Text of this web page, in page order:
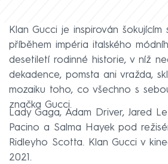
Klan Gucci je inspirován šokujícím
příběhem impéria italského
desetiletí rodinné historie, v níž
dekadence, pomsta ani vražda,
mozaiku toho, co všechno s
značka Gucci.
Lady Gaga, Adam Driver, Jared
Pacino a Salma Hayek pod
Ridleyho Scotta. Klan Gucci v
2021.